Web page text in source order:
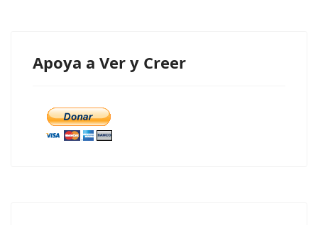
Apoya a Ver y Creer